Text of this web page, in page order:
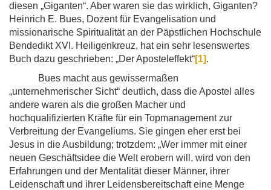
diesen „Giganten“. Aber waren sie das wirklich, Giganten?
Heinrich E. Bues, Dozent für Evangelisation und
missionarische Spiritualität an der Päpstlichen Hochschule
Bendedikt XVI. Heiligenkreuz, hat ein sehr lesenswertes
Buch dazu geschrieben: „Der Aposteleffekt“[1].
Bues macht aus gewissermaßen
„unternehmerischer Sicht“ deutlich, dass die Apostel alles
andere waren als die großen Macher und
hochqualifizierten Kräfte für ein Topmanagement zur
Verbreitung der Evangeliums. Sie gingen eher erst bei
Jesus in die Ausbildung; trotzdem: „Wer immer mit einer
neuen Geschäftsidee die Welt erobern will, wird von den
Erfahrungen und der Mentalität dieser Männer, ihrer
Leidenschaft und ihrer Leidensbereitschaft eine Menge